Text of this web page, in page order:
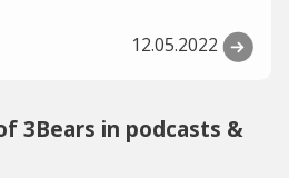
12.05.2022
3Bears in podcasts &